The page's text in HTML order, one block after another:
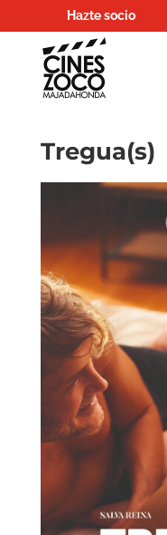
Hazte socio
Tregua(s)